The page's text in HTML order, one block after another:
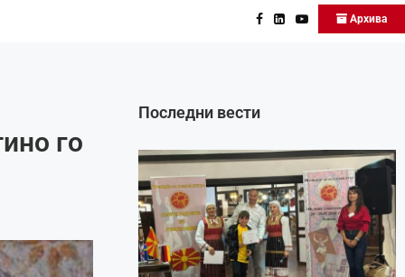
во...
Архива
го
Последни вести